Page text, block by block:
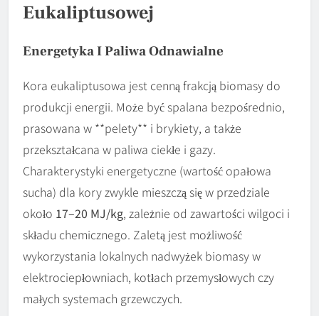
Eukaliptusowej
Energetyka I Paliwa Odnawialne
Kora eukaliptusowa jest cenną frakcją biomasy do
produkcji energii. Może być spalana bezpośrednio,
prasowana w **pelety** i brykiety, a także
przekształcana w paliwa ciekłe i gazy.
Charakterystyki energetyczne (wartość opałowa
sucha) dla kory zwykle mieszczą się w przedziale
około 17–20 MJ/kg, zależnie od zawartości wilgoci i
składu chemicznego. Zaletą jest możliwość
wykorzystania lokalnych nadwyżek biomasy w
elektrociepłowniach, kotłach przemysłowych czy
małych systemach grzewczych.